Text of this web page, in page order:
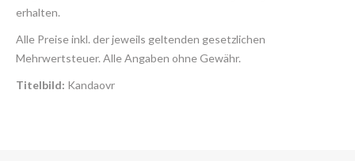
erhalten.
Alle Preise inkl. der jeweils geltenden gesetzlichen
Mehrwertsteuer. Alle Angaben ohne Gewähr.
Titelbild: Kandaovr